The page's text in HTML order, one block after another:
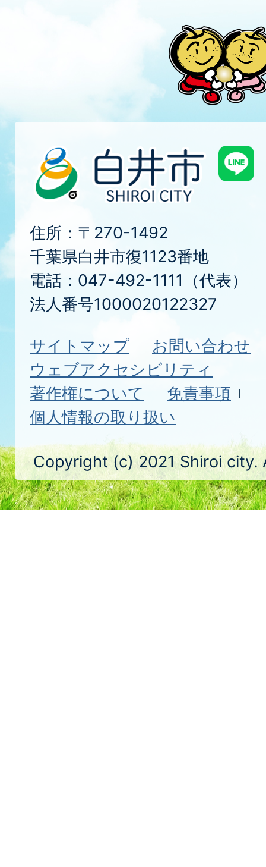
住所：〒270-1492
千葉県白井市復1123番地
電話：047-492-1111（代表）
法人番号1000020122327
サイトマップ
お問い合わせ
ウェブアクセシビリティ
著作権について
免責事項
個人情報の取り扱い
Copyright (c) 2021 Shiroi city.